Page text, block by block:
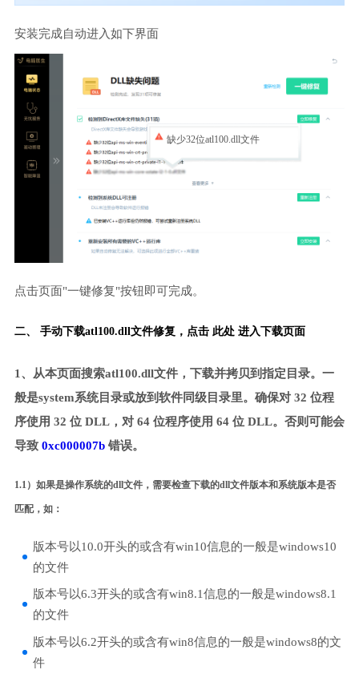
安装完成自动进入如下界面
缺少32位atl100.dll文件
点击页面"一键修复"按钮即可完成。
二、 手动下载atl100.dll文件修复， 点击 此处 进入下载页面
1、从本页面搜索atl100.dll文件，下载并拷贝到指定目录。一
般是system系统目录或放到软件同级目录里。确保对 32 位程
序使用 32 位 DLL，对 64 位程序使用 64 位 DLL。否则可能会
导致 0xc000007b错误。
1.1）如果是操作系统的dll文件，需要检查下载的dll文件版本和系统版本是否
匹配，如：
版本号以10.0开头的或含有win10信息的一般是windows10
的文件
版本号以6.3开头的或含有win8.1信息的一般是windows8.1
的文件
版本号以6.2开头的或含有win8信息的一般是windows8的文
件